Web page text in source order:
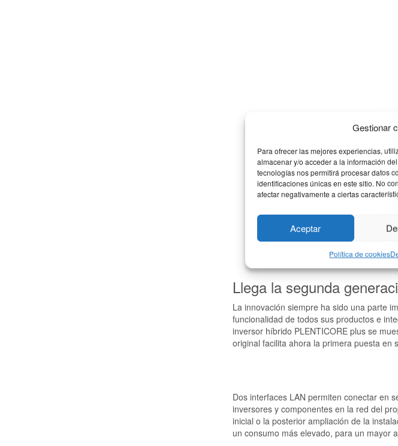
Gestionar
Para ofrecer las mejores experiencias,
almacenar y/o acceder a la información
tecnologías nos permitirá procesar datos
identificaciones únicas en este sitio. No
afectar negativamente a ciertas
Aceptar
Política de cookies
Llega la segunda
La innovación siempre ha sido una parte
funcionalidad de todos sus productos e
inversor híbrido PLENTICORE plus se
original facilita ahora la primera puesta en
Dos interfaces LAN permiten conectar en
inversores y componentes en la red del
inicial o la posterior ampliación de la
un consumo más elevado, para un mayor